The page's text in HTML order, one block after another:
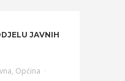
JAVNIH
, Općina